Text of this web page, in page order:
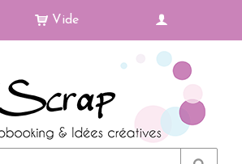
Vide